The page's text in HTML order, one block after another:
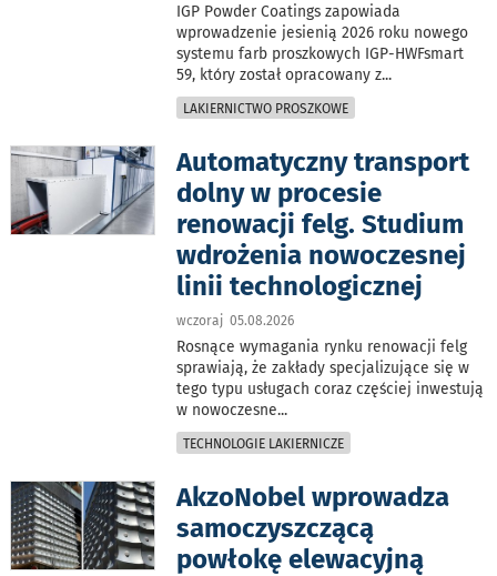
IGP Powder Coatings zapowiada
wprowadzenie jesienią 2026 roku nowego
systemu farb proszkowych IGP-HWFsmart
59, który został opracowany z...
LAKIERNICTWO PROSZKOWE
Automatyczny transport
dolny w procesie
renowacji felg. Studium
wdrożenia nowoczesnej
linii technologicznej
wczoraj 05.08.2026
Rosnące wymagania rynku renowacji felg
sprawiają, że zakłady specjalizujące się w
tego typu usługach coraz częściej inwestują
w nowoczesne...
TECHNOLOGIE LAKIERNICZE
AkzoNobel wprowadza
samoczyszczącą
powłokę elewacyjną